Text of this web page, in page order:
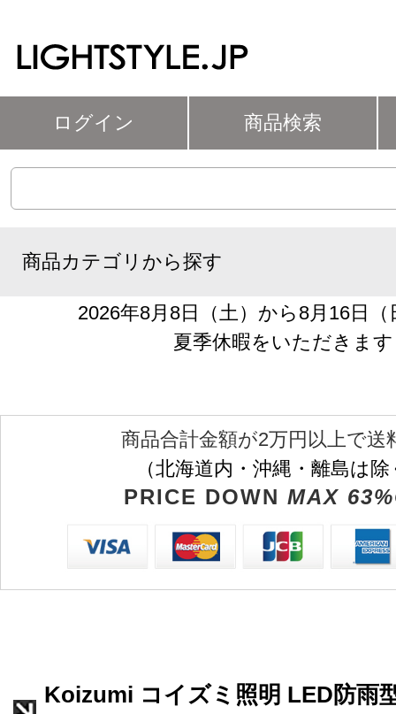
ログイン 商品検索
商品カテゴリから探す
2026年8月8日（土）から8月16日
夏季休暇をいただきます
商品合計金額が2万円以上で送
（北海道内・沖縄・離島は
PRICE DOWN MAX
Koizumi コイズミ照明 LED防雨